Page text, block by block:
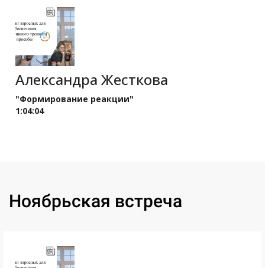
Александра Жесткова
"Формирование реакции"
1:04:04
Ноябрьская встреча